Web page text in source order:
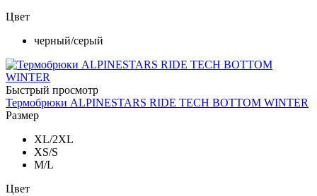
Цвет
черный/серый
Быстрый просмотр
Термобрюки ALPINESTARS RIDE TECH BOTTOM WINTER
Размер
XL/2XL
XS/S
M/L
Цвет